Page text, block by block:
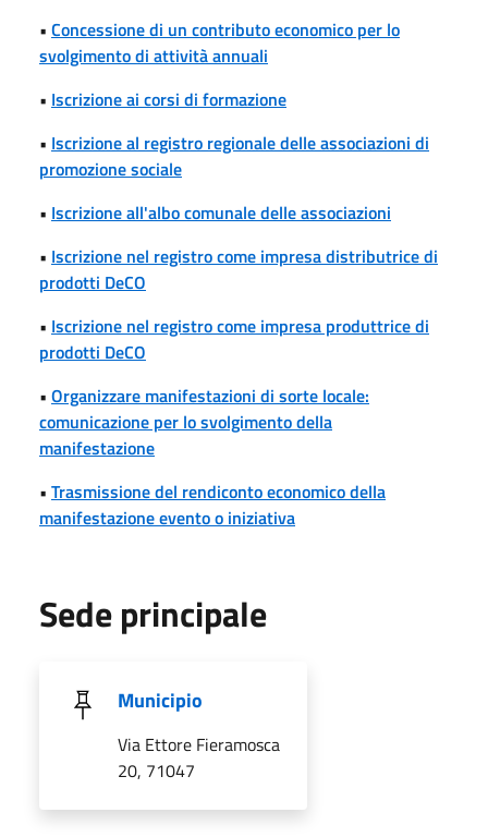
• Concessione di un contributo economico per lo
svolgimento di attività annuali
• Iscrizione ai corsi di formazione
• Iscrizione al registro regionale delle associazioni di
promozione sociale
• Iscrizione all'albo comunale delle associazioni
• Iscrizione nel registro come impresa distributrice di
prodotti DeCO
• Iscrizione nel registro come impresa produttrice di
prodotti DeCO
• Organizzare manifestazioni di sorte locale:
comunicazione per lo svolgimento della
manifestazione
• Trasmissione del rendiconto economico della
manifestazione evento o iniziativa
Sede principale
Municipio
Via Ettore Fieramosca
20, 71047